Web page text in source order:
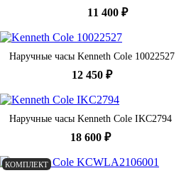
11 400 ₽
Наручные часы Kenneth Cole 10022527
12 450 ₽
Наручные часы Kenneth Cole IKC2794
18 600 ₽
КОМПЛЕКТ